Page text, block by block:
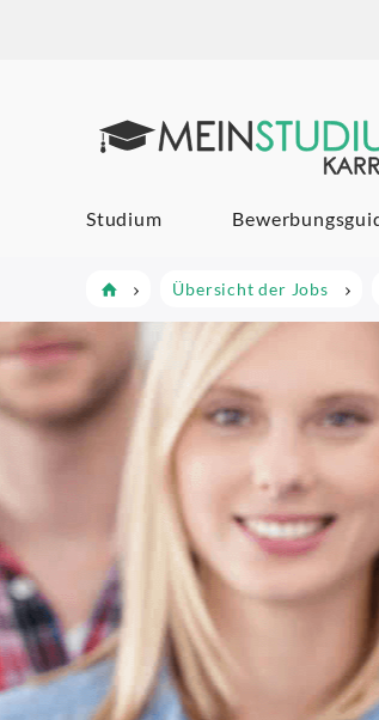
Studium
Übersicht der Jobs